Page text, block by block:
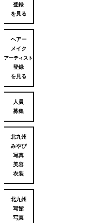
登録
を見る
ヘアー
メイク
アーティスト
登録
を見る
人員
募集
北九州
みやび
写真
美容
衣装
北九州
写館
写真